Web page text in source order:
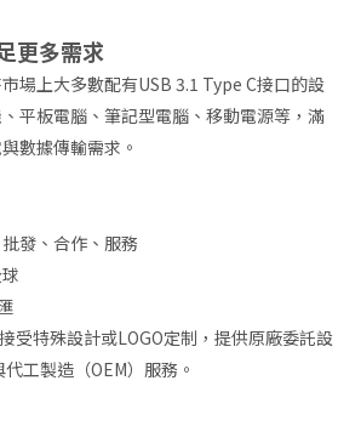
更多需求
市場上大多數配有USB 3.1 Type C接口的設
平板電腦、筆記型電腦、移動電源等，滿
數據傳輸需求。
批發、合作、服務
球
接受特殊設計或LOGO定制，提供原廠委託設
工製造（OEM）服務。